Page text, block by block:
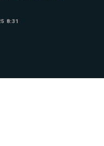
8:31